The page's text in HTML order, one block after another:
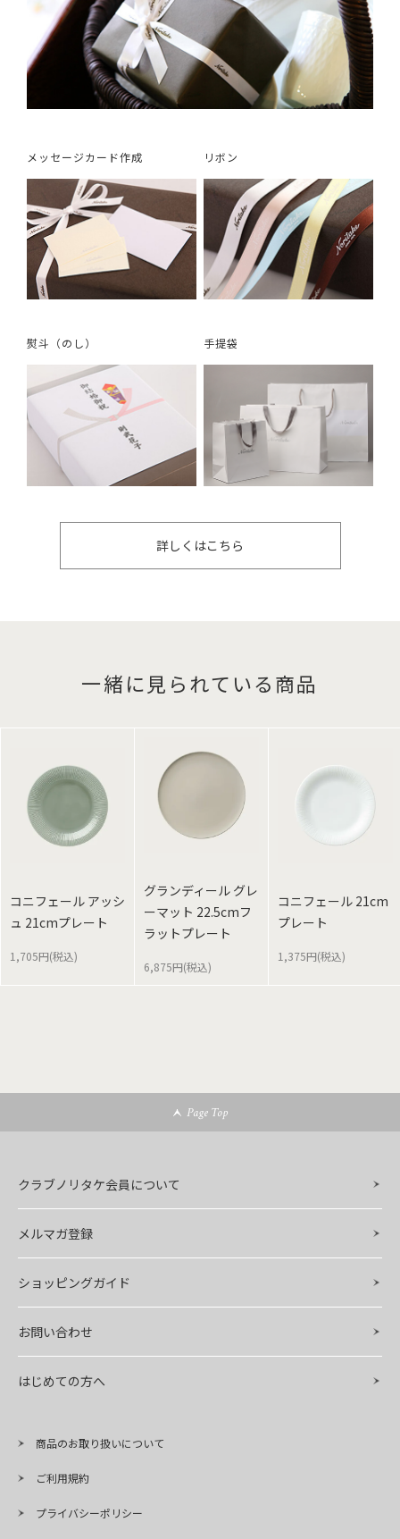
メッセージカード作成 リボン
熨斗（のし） 手提袋
詳しくはこちら
一緒に見られている商品
コニフェール アッシ
ュ 21cmプレート
1,705円(税込)
グランディール グレ
ーマット 22.5cmフ
ラットプレート
6,875円(税込)
コニフェール 21cm
プレート
1,375円(税込)
Page Top
クラブノリタケ会員について
メルマガ登録
ショッピングガイド
お問い合わせ
はじめての方へ
商品のお取り扱いについて
ご利用規約
プライバシーポリシー